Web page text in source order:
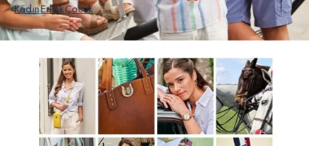
KadınErkekÇocuk